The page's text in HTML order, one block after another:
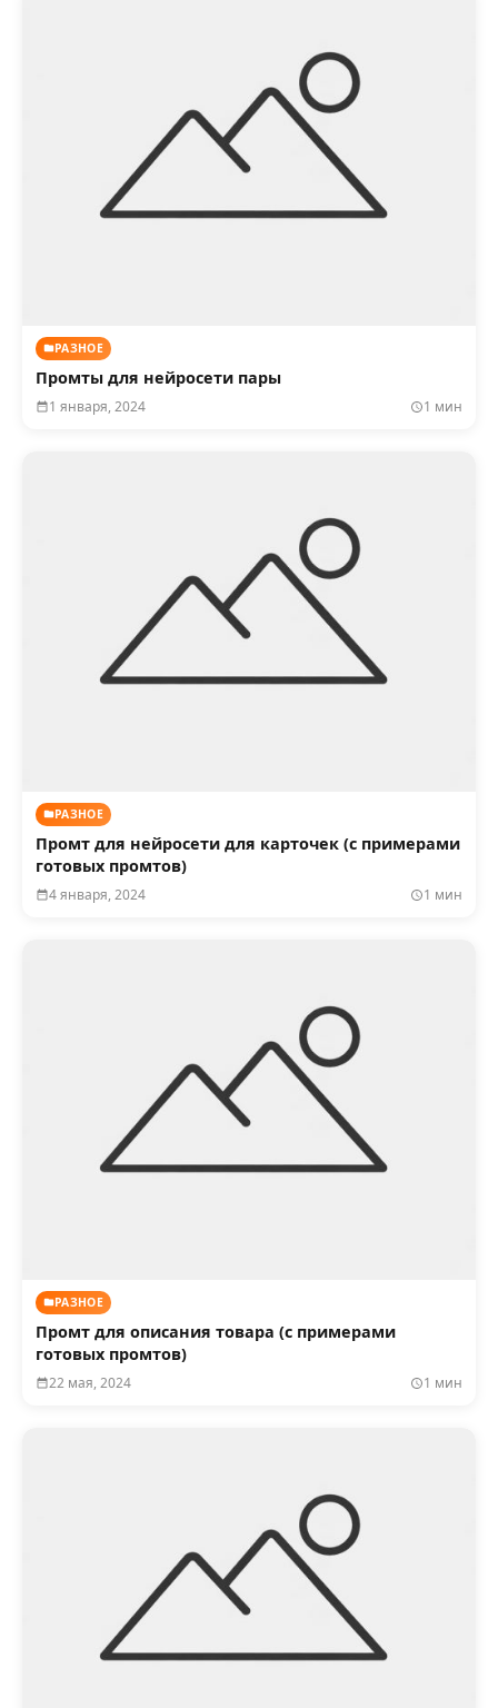
РАЗНОЕ
Промты для нейросети пары
1 января, 2024 1 мин
РАЗНОЕ
Промт для нейросети для карточек (с примерами
готовых промтов)
4 января, 2024 1 мин
РАЗНОЕ
Промт для описания товара (с примерами
готовых промтов)
22 мая, 2024 1 мин